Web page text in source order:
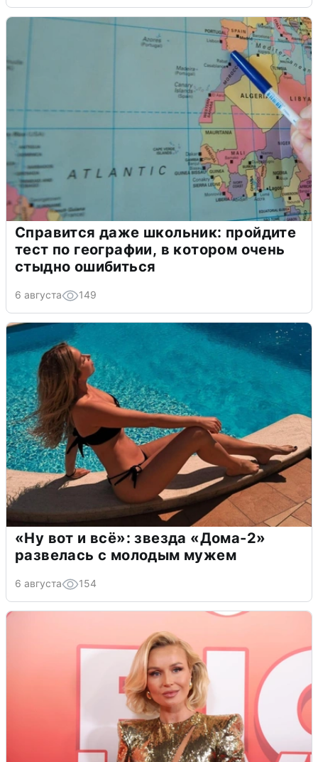
Справится даже школьник: пройдите
тест по географии, в котором очень
стыдно ошибиться
6 августа 149
«Ну вот и всё»: звезда «Дома-2»
развелась с молодым мужем
6 августа 154